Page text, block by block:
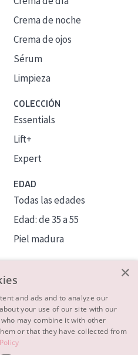
Crema de noche
Crema de ojos
Sérum
Limpieza
COLECCIÓN
Essentials
Lift+
Expert
EDAD
Todas las edades
Edad: de 35 a 55
Piel madura
×
and ads and to analyze our
your use of our site with our
may combine it with other
or that they have collected from